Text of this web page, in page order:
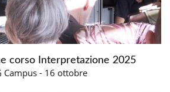
corso Interpretazione 2025
Campus - 16 ottobre